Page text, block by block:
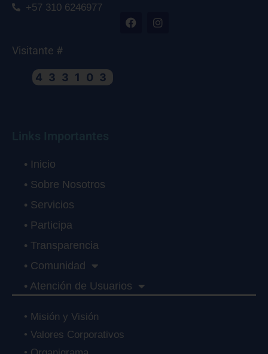
+57 310 6246977
Visitante #
433103
• Inicio
• Sobre Nosotros
• Servicios
• Participa
• Transparencia
• Comunidad
• Atención de Usuarios
• Misión y Visión
• Valores Corporativos